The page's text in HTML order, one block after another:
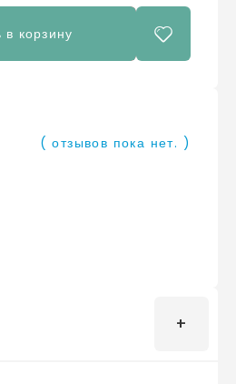
в корзину
( отзывов пока нет. )